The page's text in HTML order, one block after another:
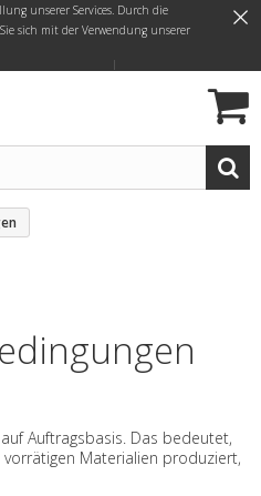
×
unserer Services. Durch die
sich mit der Verwendung unserer
Auftragsbasis. Das bedeutet,
Materialien produziert,